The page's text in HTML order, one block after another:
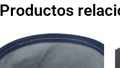
Productos